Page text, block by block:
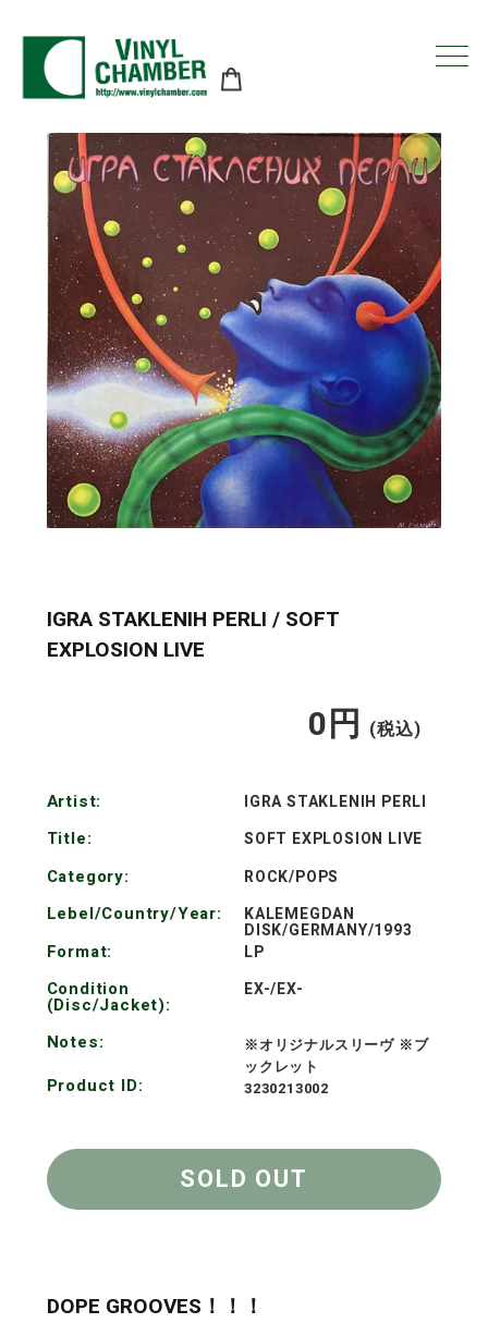
IGRA STAKLENIH PERLI / SOFT
EXPLOSION LIVE
0円 (税込)
Artist: IGRA STAKLENIH PERLI
Title: SOFT EXPLOSION LIVE
Category: ROCK/POPS
Lebel/Country/Year: KALEMEGDAN
DISK/GERMANY/1993
Format: LP
Condition
(Disc/Jacket):
EX-/EX-
Notes:
※オリジナルスリーヴ ※ブ
ックレット
Product ID: 3230213002
SOLD OUT
DOPE GROOVES！！！